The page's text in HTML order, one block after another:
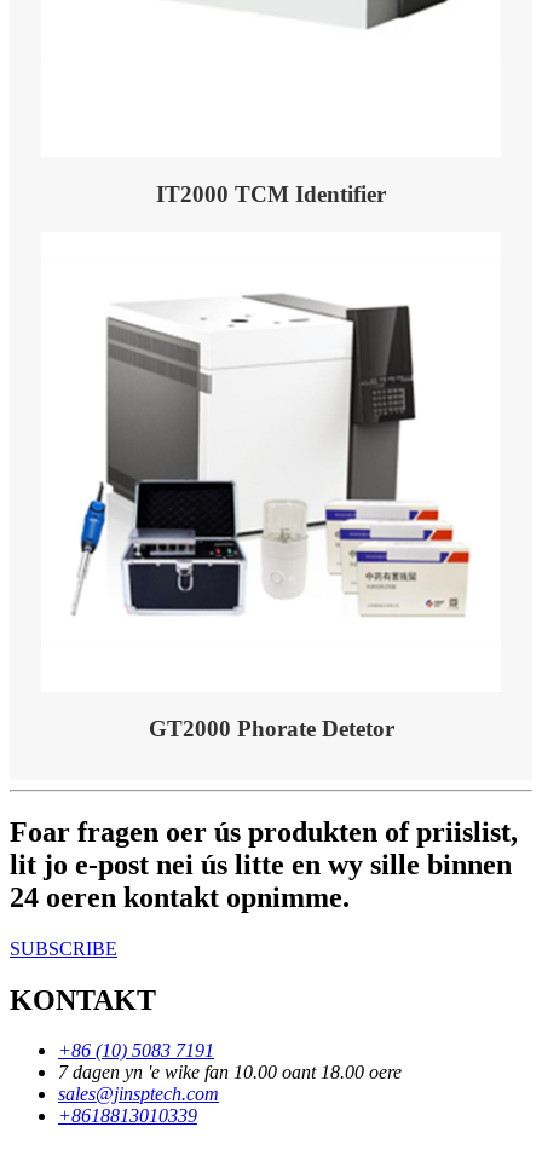
IT2000 TCM Identifier
GT2000 Phorate Detetor
Foar fragen oer ús produkten of priislist,
lit jo e-post nei ús litte en wy sille binnen
24 oeren kontakt opnimme.
SUBSCRIBE
KONTAKT
+86 (10) 5083 7191
7 dagen yn 'e wike fan 10.00 oant 18.00 oere
sales@jinsptech.com
+8618813010339